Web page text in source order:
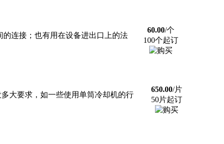
的连接；也有用在设备进出口上的法
60.00/个
100个起订
大要求，如一些使用单筒冷却机的行
650.00/片
50片起订